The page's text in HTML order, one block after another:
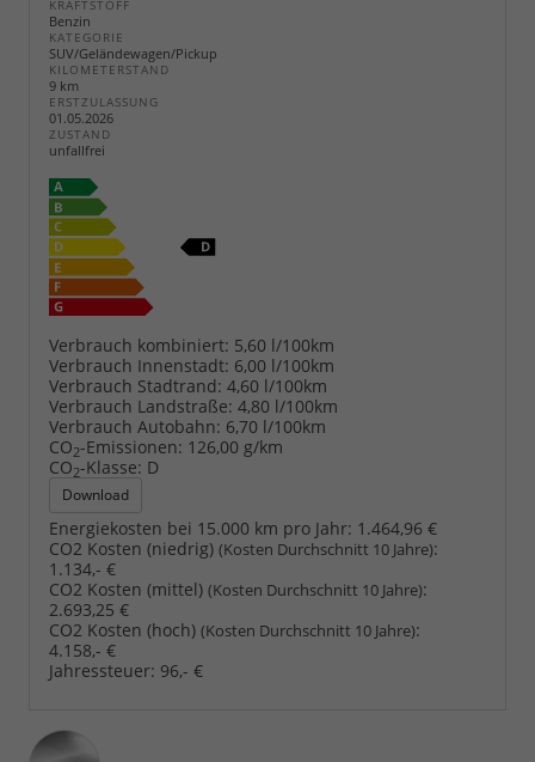
KRAFTSTOFF
Benzin
KATEGORIE
SUV/Geländewagen/Pickup
KILOMETERSTAND
9 km
ERSTZULASSUNG
01.05.2026
ZUSTAND
unfallfrei
Verbrauch kombiniert: 5,60 l/100km
Verbrauch Innenstadt: 6,00 l/100km
Verbrauch Stadtrand: 4,60 l/100km
Verbrauch Landstraße: 4,80 l/100km
Verbrauch Autobahn: 6,70 l/100km
CO2-Emissionen: 126,00 g/km
CO2-Klasse: D
Download
Energiekosten bei 15.000 km pro Jahr: 1.464,96 €
CO2 Kosten (niedrig) (Kosten Durchschnitt 10 Jahre):
1.134,- €
CO2 Kosten (mittel) (Kosten Durchschnitt 10 Jahre):
2.693,25 €
CO2 Kosten (hoch) (Kosten Durchschnitt 10 Jahre):
4.158,- €
Jahressteuer: 96,- €